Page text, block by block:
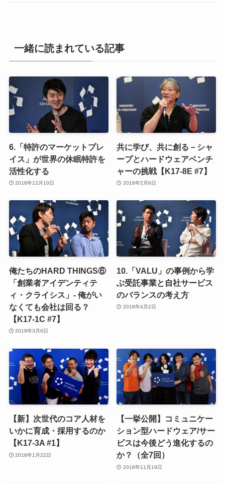
一緒に読まれている記事
6.「特許のマーケットプレ
イス」が世界の休眠特許を
活性化する
2018年12月10日
共に学び、共に創る－シャ
ープとハードウェアベンチ
ャーの挑戦【K17-8E #7】
2018年2月6日
俺たちのHARD THINGS⑥
「創業者アイデンティテ
ィ・クライシス」- 俺がい
なくても会社は回る？
【K17-1C #7】
2018年3月6日
10.「VALU」の事例から学
ぶ受託事業と自社サービス
のバランスの考え方
2018年4月2日
【新】次世代のコア人材を
いかに育成・採用するのか
【K17-3A #1】
2018年1月22日
【一挙公開】コミュニケー
ション型ハードウェア/サー
ビスは今後どう進化するの
か？（全7回）
2018年11月19日